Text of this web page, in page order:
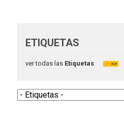
ETIQUETAS
ver todas las Etiquetas >>